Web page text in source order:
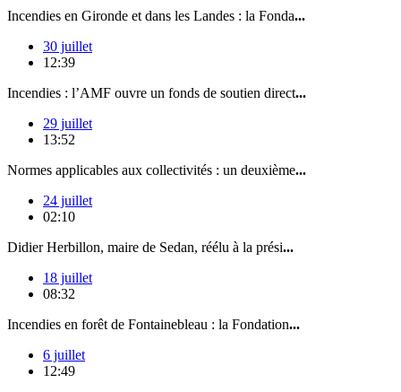
Incendies en Gironde et dans les Landes : la Fonda...
30 juillet
12:39
Incendies : l’AMF ouvre un fonds de soutien direct...
29 juillet
13:52
Normes applicables aux collectivités : un deuxième...
24 juillet
02:10
Didier Herbillon, maire de Sedan, réélu à la prési...
18 juillet
08:32
Incendies en forêt de Fontainebleau : la Fondation...
6 juillet
12:49